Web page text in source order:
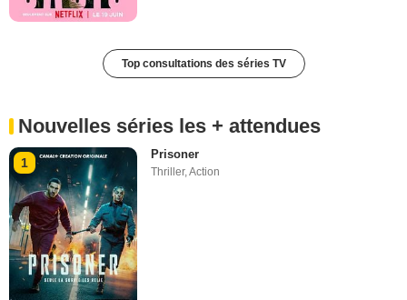
Top consultations des séries TV
Nouvelles séries les + attendues
1
Prisoner
Thriller,Action